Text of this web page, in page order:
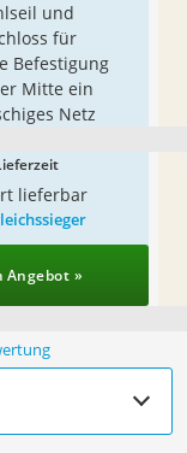
und
für
Befestigung
Mitte ein
Netz
lieferbar
Angebot »